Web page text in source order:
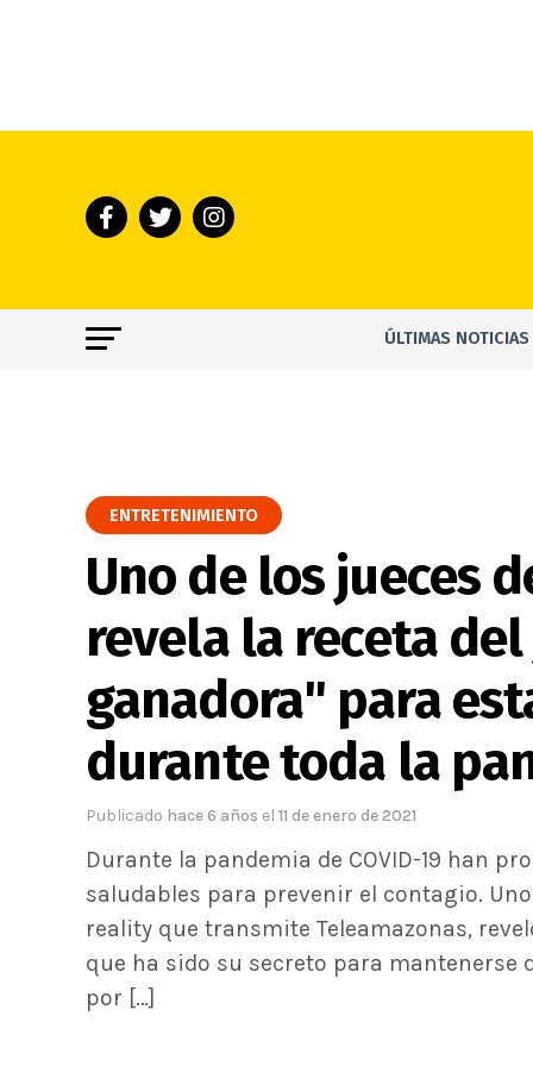
ÚLTIMAS NOTICIAS
ENTRETENIMIENTO
Uno de los jueces
revela la receta
ganadora" para
durante toda la
Publicado hace 6 años el 11 de enero de 2021
Durante la pandemia de COVID-19 han
saludables para prevenir el contagio.
reality que transmite Teleamazonas,
que ha sido su secreto para mantenerse
por […]